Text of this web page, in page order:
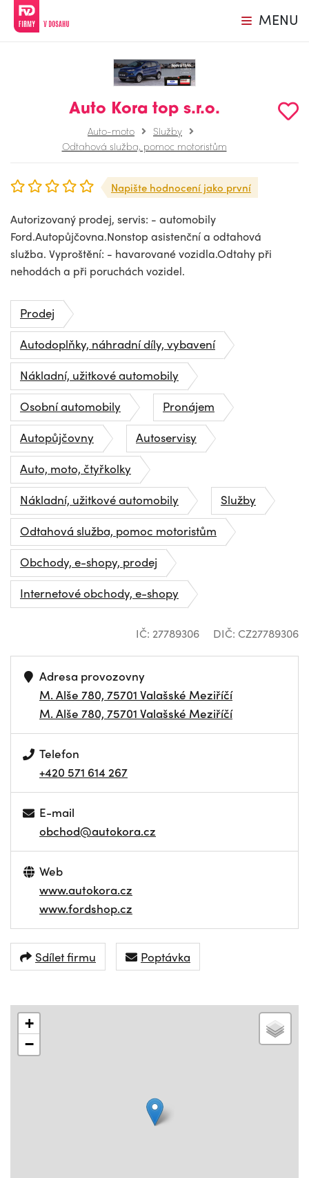
MENU
Auto Kora top s.r.o.
Auto-moto
Služby
Odtahová služba, pomoc motoristům
Napište hodnocení jako první
Autorizovaný prodej, servis: - automobily
Ford.Autopůjčovna.Nonstop asistenční a odtahová
služba. Vyproštění: - havarované vozidla.Odtahy při
nehodách a při poruchách vozidel.
Prodej
Autodoplňky, náhradní díly, vybavení
Nákladní, užitkové automobily
Osobní automobily
Pronájem
Autopůjčovny
Autoservisy
Auto, moto, čtyřkolky
Nákladní, užitkové automobily
Služby
Odtahová služba, pomoc motoristům
Obchody, e-shopy, prodej
Internetové obchody, e-shopy
IČ: 27789306 DIČ: CZ27789306
Adresa provozovny
M. Alše 780, 75701 Valašské Meziříčí
M. Alše 780, 75701 Valašské Meziříčí
Telefon
+420 571 614 267
E-mail
obchod@autokora.cz
Web
www.autokora.cz
www.fordshop.cz
Sdílet firmu Poptávka
+
−